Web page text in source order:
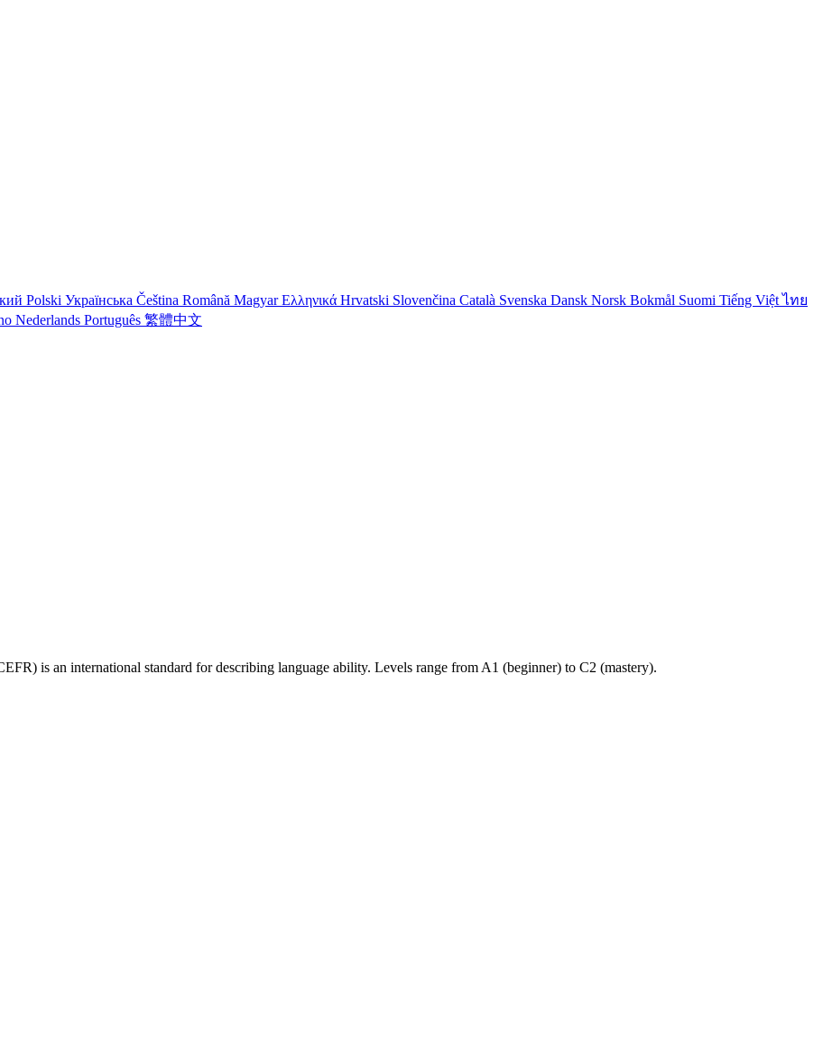
Polski Українська Čeština Română MagyarΕλληνικά Hrvatski Slovenčina Català Svenska Dansk Norsk Bokmål Suomi Tiếng Việtไทย
Nederlands Português 繁體中文
is an international standard for describing language ability. Levels range from A1 (beginner) to C2 (mastery).